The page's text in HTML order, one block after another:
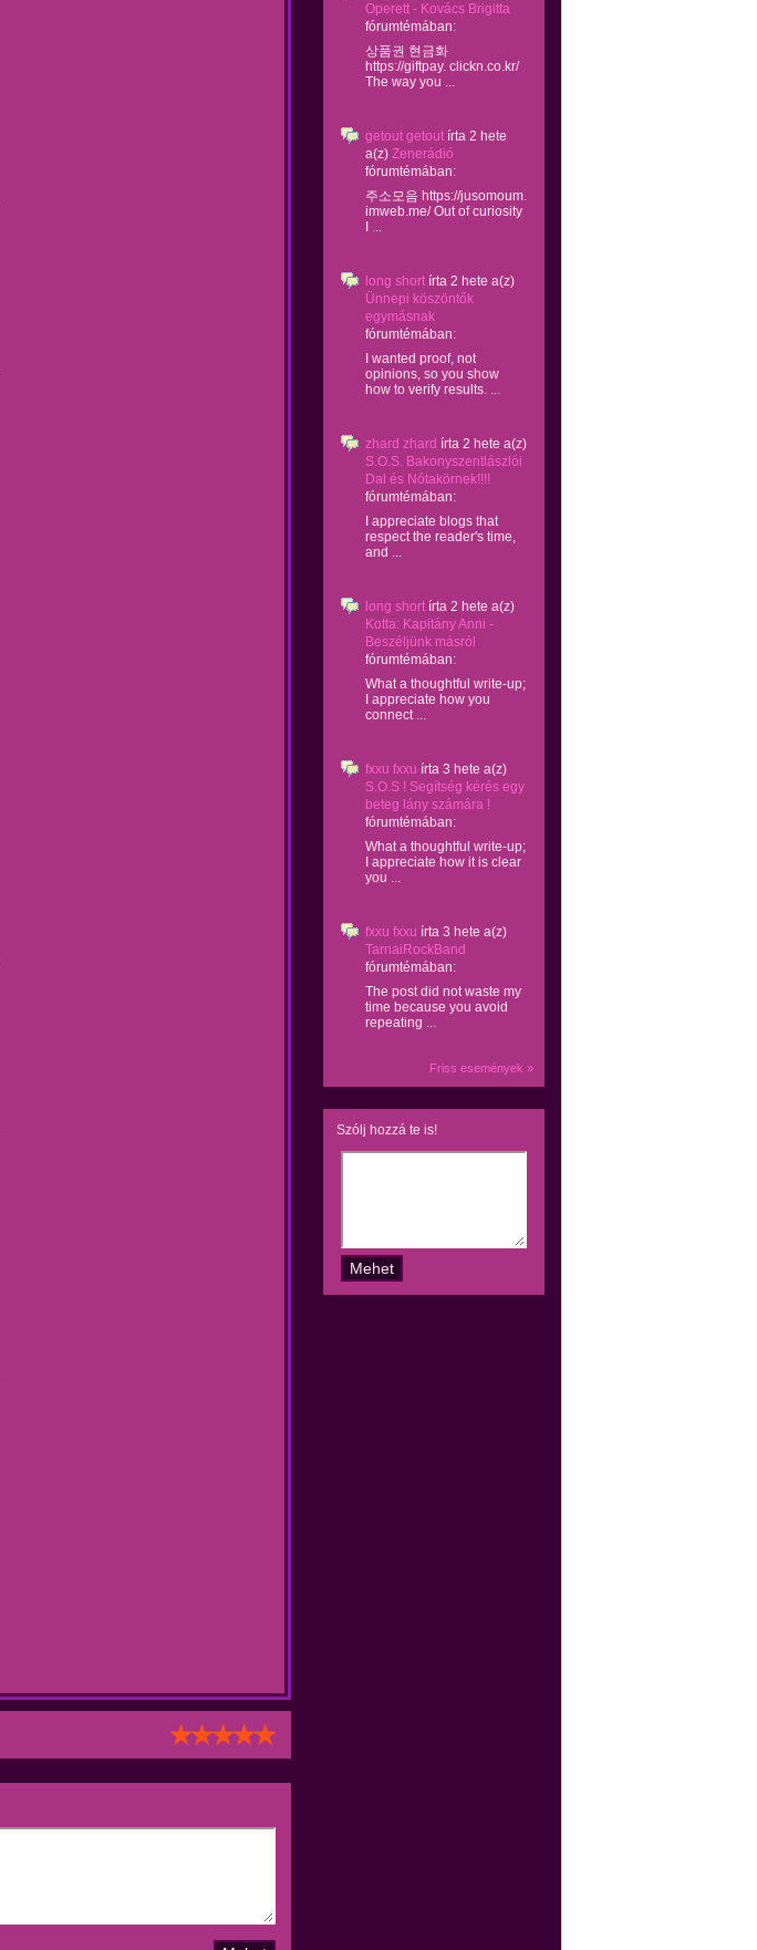
Operett - Kovács Brigitta
fórumtémában:
상품권 현금화
https://giftpay. clickn.co.kr/
The way you ...
getout getout írta 2 hete
a(z) Zenerádió
fórumtémában:
주소모음 https://jusomoum.
imweb.me/ Out of curiosity
I ...
long short írta 2 hete a(z)
Ünnepi köszöntők
egymásnak
fórumtémában:
I wanted proof, not
opinions, so you show
how to verify results. ...
zhard zhard írta 2 hete a(z)
S.O.S. Bakonyszentlászlói
Dal és Nótakörnek!!!!
fórumtémában:
I appreciate blogs that
respect the reader's time,
and ...
long short írta 2 hete a(z)
Kotta: Kapitány Anni -
Beszéljünk másról
fórumtémában:
What a thoughtful write-up;
I appreciate how you
connect ...
fxxu fxxu írta 3 hete a(z)
S.O.S ! Segítség kérés egy
beteg lány számára !
fórumtémában:
What a thoughtful write-up;
I appreciate how it is clear
you ...
fxxu fxxu írta 3 hete a(z)
TarnaiRockBand
fórumtémában:
The post did not waste my
time because you avoid
repeating ...
Friss események »
Szólj hozzá te is!